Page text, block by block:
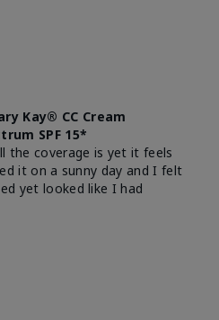
Kay® CC Cream
SPF 15*
the coverage is yet it feels
it on a sunny day and I felt
yet looked like I had